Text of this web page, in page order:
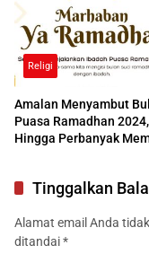
Religi
Amalan Menyambut
Puasa Ramadhan
Hingga Perbanyak
Tinggalkan
Alamat email Anda
ditandai*